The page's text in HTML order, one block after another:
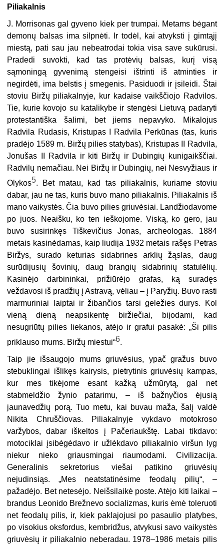
Piliakalnis
J. Morrisonas gal gyveno kiek per trumpai. Metams bėgant
demonų balsas ima silpnėti. Ir todėl, kai atvyksti į gimtąjį
miestą, pati sau jau nebeatrodai tokia visa save sukūrusi.
Pradedi suvokti, kad tas protėvių balsas, kurį visą
sąmoningą gyvenimą stengeisi ištrinti iš atminties ir
negirdėti, ima belstis į smegenis. Pasiduodi ir įsileidi. Štai
stoviu Biržų piliakalnyje, kur kadaise vaikščiojo Radvilos.
Tie, kurie kovojo su katalikybe ir stengėsi Lietuvą padaryti
protestantiška šalimi, bet jiems nepavyko. Mikalojus
Radvila Rudasis, Kristupas I Radvila Perkūnas (tas, kuris
pradėjo 1589 m. Biržų pilies statybas), Kristupas II Radvila,
Jonušas II Radvila ir kiti Biržų ir Dubingių kunigaikščiai.
Radvilų nemačiau. Nei Biržų ir Dubingių, nei Nesvyžiaus ir
Olykos5. Bet matau, kad tas piliakalnis, kuriame stoviu
dabar, jau ne tas, kuris buvo mano piliakalnis. Piliakalnis iš
mano vaikystės. Čia buvo pilies griuvėsiai. Landžiodavome
po juos. Neaišku, ko ten ieškojome. Viską, ko gero, jau
buvo susirinkęs Tiškevičius Jonas, archeologas. 1884
metais kasinėdamas, kaip liudija 1932 metais rašęs Petras
Biržys, surado keturias sidabrines arklių žąslas, daug
surūdijusių šovinių, daug brangių sidabrinių statulėlių.
Kasinėjo darbininkai, prižiūrėjo grafas, ką suradęs
veždavosi iš pradžių į Astravą, vėliau – į Paryžių. Buvo rasti
marmuriniai laiptai ir žibančios tarsi geležies durys. Kol
vieną dieną neapsikentę biržiečiai, bijodami, kad
nesugriūtų pilies liekanos, atėjo ir grafui pasakė: „Ši pilis
priklauso mums. Biržų miestui“6.
Taip jie išsaugojo mums griuvėsius, ypač gražus buvo
stebuklingai išlikęs kairysis, pietrytinis griuvėsių kampas,
kur mes tikėjome esant kažką užmūrytą, gal net
stabmeldžio žynio patarimu, – iš bažnyčios ėjusią
jaunavedžių porą. Tuo metu, kai buvau maža, šalį valdė
Nikita Chruščiovas. Piliakalnyje vykdavo motokroso
varžybos, dabar iškeltos į Pačeriaukštę. Labai tikdavo:
motociklai įsibėgėdavo ir užlėkdavo piliakalnio viršun lyg
niekur nieko griausmingai riaumodami. Civilizacija.
Generalinis sekretorius viešai patikino griuvėsių
nejudinsiąs. „Mes neatstatinėsime feodalų pilių“, –
pažadėjo. Bet netesėjo. Neišsilaikė poste. Atėjo kiti laikai –
brandus Leonido Brežnevo socializmas, kuris ėmė toleruoti
net feodalų pilis, ir, kiek paklajojusi po pasaulio platybes,
po visokius oksfordus, kembridžus, atvykusi savo vaikystės
griuvėsių ir piliakalnio neberadau. 1978–1986 metais pilis